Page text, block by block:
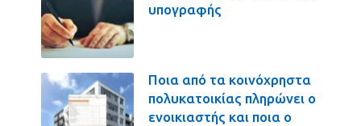
υπογραφής
Ποια από τα κοινόχρηστα
πολυκατοικίας πληρώνει ο
ενοικιαστής και ποια ο